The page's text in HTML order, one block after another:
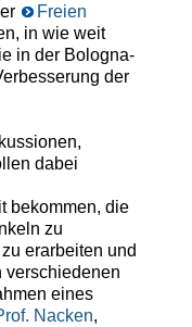
Freien
in wie weit
in der Bologna-
der
dabei
bekommen, die
zu
erarbeiten und
verschiedenen
eines
Nacken,